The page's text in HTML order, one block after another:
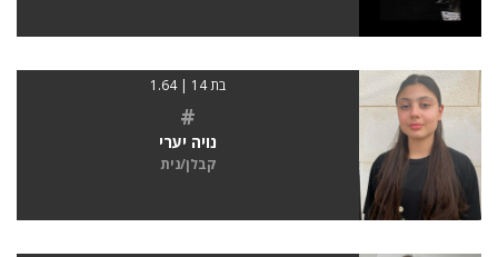
בת 14 | 1.64
#
נויה יערי
קבלן/נית